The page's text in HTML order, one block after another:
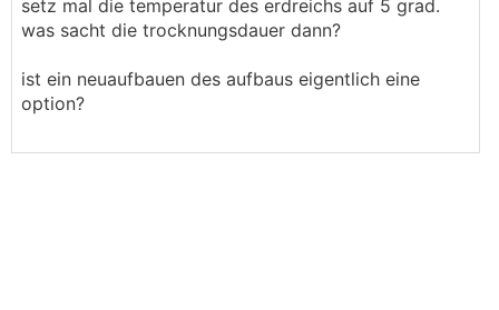
setz mal die temperatur des erdreichs auf 5 grad.
was sacht die trocknungsdauer dann?
ist ein neuaufbauen des aufbaus eigentlich eine
option?